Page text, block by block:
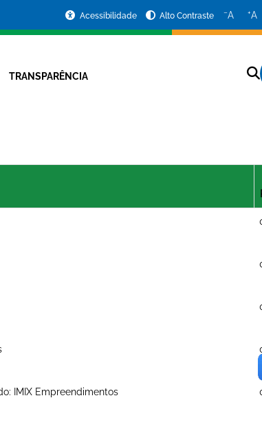
Acessibilidade Alto Contraste −A +A
TRANSPARÊNCIA
IMIX Empreendimentos